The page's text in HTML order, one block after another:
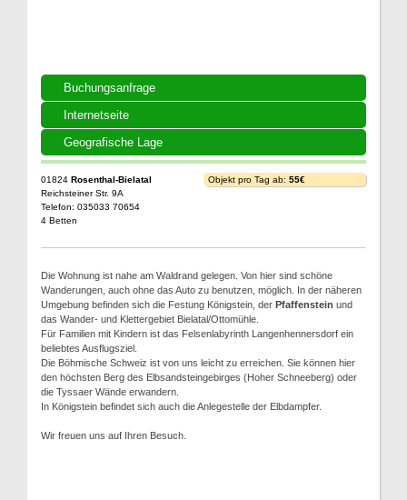
Buchungsanfrage
Internetseite
Geografische Lage
01824 Rosenthal-Bielatal
Reichsteiner Str. 9A
Telefon: 035033 70654
4 Betten
Objekt pro Tag ab: 55€
Die Wohnung ist nahe am Waldrand gelegen. Von hier sind schöne
Wanderungen, auch ohne das Auto zu benutzen, möglich. In der näheren
Umgebung befinden sich die Festung Königstein, der Pfaffenstein und
das Wander- und Klettergebiet Bielatal/Ottomühle.
Für Familien mit Kindern ist das Felsenlabyrinth Langenhennersdorf ein
beliebtes Ausflugsziel.
Die Böhmische Schweiz ist von uns leicht zu erreichen. Sie können hier
den höchsten Berg des Elbsandsteingebirges (Hoher Schneeberg) oder
die Tyssaer Wände erwandern.
In Königstein befindet sich auch die Anlegestelle der Elbdampfer.
Wir freuen uns auf Ihren Besuch.